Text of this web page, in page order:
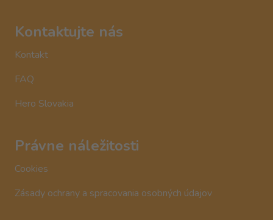
Kontaktujte nás
Kontakt
FAQ
Hero Slovakia
Právne náležitosti
Cookies
Zásady ochrany a spracovania osobných údajov